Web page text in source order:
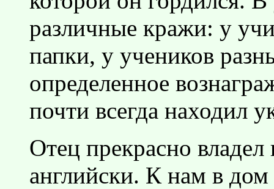
различные кражи: у
папки, у учеников
определенное
почти всегда находил
Отец прекрасно
английски. К нам в